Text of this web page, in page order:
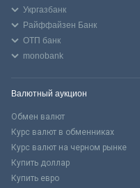
Укргазбанк
Райффайзен Банк
ОТП банк
monobank
Валютный аукцион
Обмен валют
Курс валют в обменниках
Курс валют на черном рынке
Купить доллар
Купить евро